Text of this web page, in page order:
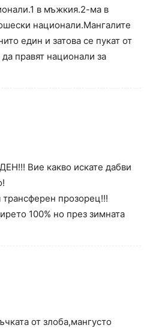
в мъжкия.2-ма в
национали.Мангалите
един и затова се пукат от
правят национали за
Вие какво искате дабви
прозорец!!!
100% но през зимната
от злоба,мангусто